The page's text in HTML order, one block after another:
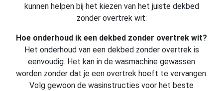
kunnen helpen bij het kiezen van het juiste dekbed
zonder overtrek wit:
Hoe onderhoud ik een dekbed zonder overtrek wit?
Het onderhoud van een dekbed zonder overtrek is
eenvoudig. Het kan in de wasmachine gewassen
worden zonder dat je een overtrek hoeft te vervangen.
Volg gewoon de wasinstructies voor het beste